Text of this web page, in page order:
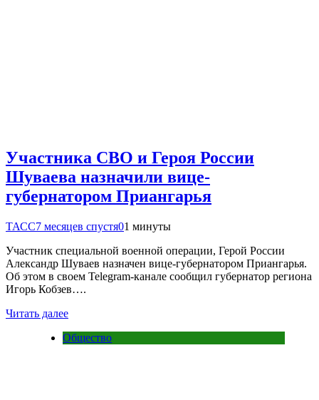
Участника СВО и Героя России
Шуваева назначили вице-
губернатором Приангарья
ТАСС7 месяцев спустя01 минуты
Участник специальной военной операции, Герой России
Александр Шуваев назначен вице-губернатором Приангарья.
Об этом в своем Telegram-канале сообщил губернатор региона
Игорь Кобзев….
Читать далее
Общество